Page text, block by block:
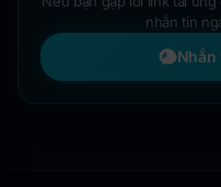
nhắn tin
Nhắn